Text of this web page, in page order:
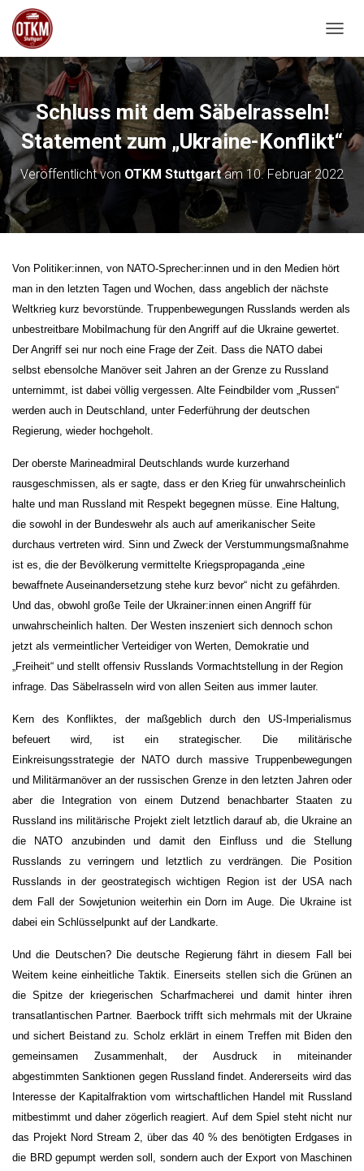
Schluss mit dem Säbelrasseln!
Statement zum „Ukraine-Konflikt“
Veröffentlicht von OTKM Stuttgartam 10. Februar 2022
Von Politiker:innen, von NATO-Sprecher:innen und in den Medien hört
man in den letzten Tagen und Wochen, dass angeblich der nächste
Weltkrieg kurz bevorstünde. Truppenbewegungen Russlands werden als
unbestreitbare Mobilmachung für den Angriff auf die Ukraine gewertet.
Der Angriff sei nur noch eine Frage der Zeit. Dass die NATO dabei
selbst ebensolche Manöver seit Jahren an der Grenze zu Russland
unternimmt, ist dabei völlig vergessen. Alte Feindbilder vom „Russen“
werden auch in Deutschland, unter Federführung der deutschen
Regierung, wieder hochgeholt.
Der oberste Marineadmiral Deutschlands wurde kurzerhand
rausgeschmissen, als er sagte, dass er den Krieg für unwahrscheinlich
halte und man Russland mit Respekt begegnen müsse. Eine Haltung,
die sowohl in der Bundeswehr als auch auf amerikanischer Seite
durchaus vertreten wird. Sinn und Zweck der Verstummungsmaßnahme
ist es, die der Bevölkerung vermittelte Kriegspropaganda „eine
bewaffnete Auseinandersetzung stehe kurz bevor“ nicht zu gefährden.
Und das, obwohl große Teile der Ukrainer:innen einen Angriff für
unwahrscheinlich halten. Der Westen inszeniert sich dennoch schon
jetzt als vermeintlicher Verteidiger von Werten, Demokratie und
„Freiheit“ und stellt offensiv Russlands Vormachtstellung in der Region
infrage. Das Säbelrasseln wird von allen Seiten aus immer lauter.
Kern des Konfliktes, der maßgeblich durch den US-Imperialismus
befeuert wird, ist ein strategischer. Die militärische
Einkreisungsstrategie der NATO durch massive Truppenbewegungen
und Militärmanöver an der russischen Grenze in den letzten Jahren oder
aber die Integration von einem Dutzend benachbarter Staaten zu
Russland ins militärische Projekt zielt letztlich darauf ab, die Ukraine an
die NATO anzubinden und damit den Einfluss und die Stellung
Russlands zu verringern und letztlich zu verdrängen. Die Position
Russlands in der geostrategisch wichtigen Region ist der USA nach
dem Fall der Sowjetunion weiterhin ein Dorn im Auge. Die Ukraine ist
dabei ein Schlüsselpunkt auf der Landkarte.
Und die Deutschen? Die deutsche Regierung fährt in diesem Fall bei
Weitem keine einheitliche Taktik. Einerseits stellen sich die Grünen an
die Spitze der kriegerischen Scharfmacherei und damit hinter ihren
transatlantischen Partner. Baerbock trifft sich mehrmals mit der Ukraine
und sichert Beistand zu. Scholz erklärt in einem Treffen mit Biden den
gemeinsamen Zusammenhalt, der Ausdruck in miteinander
abgestimmten Sanktionen gegen Russland findet. Andererseits wird das
Interesse der Kapitalfraktion vom wirtschaftlichen Handel mit Russland
mitbestimmt und daher zögerlich reagiert. Auf dem Spiel steht nicht nur
das Projekt Nord Stream 2, über das 40 % des benötigten Erdgases in
die BRD gepumpt werden soll, sondern auch der Export von Maschinen